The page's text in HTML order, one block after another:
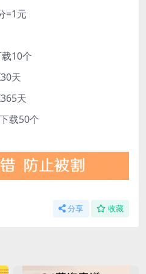
=1元
10个
天
天
载50个
分享 收藏